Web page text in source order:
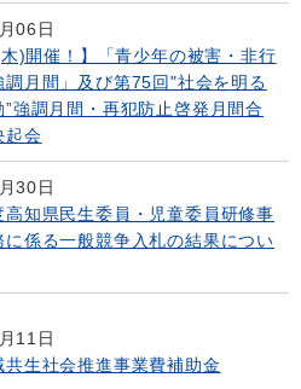
06日
木)開催！】「青少年の被害・非行
調月間」及び第75回"社会を明る
”強調月間・再犯防止啓発月間合
起会
30日
高知県民生委員・児童委員研修事
に係る一般競争入札の結果につい
11日
共生社会推進事業費補助金